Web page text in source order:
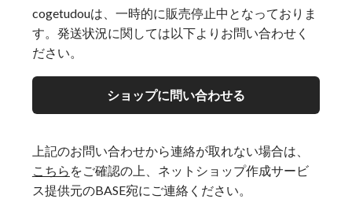
cogetudouは、一時的に販売停止中となっておりま
す。発送状況に関しては以下よりお問い合わせく
ださい。
ショップに問い合わせる
上記のお問い合わせから連絡が取れない場合は、
こちら をご確認の上、ネットショップ作成サービ
ス提供元のBASE宛にご連絡ください。